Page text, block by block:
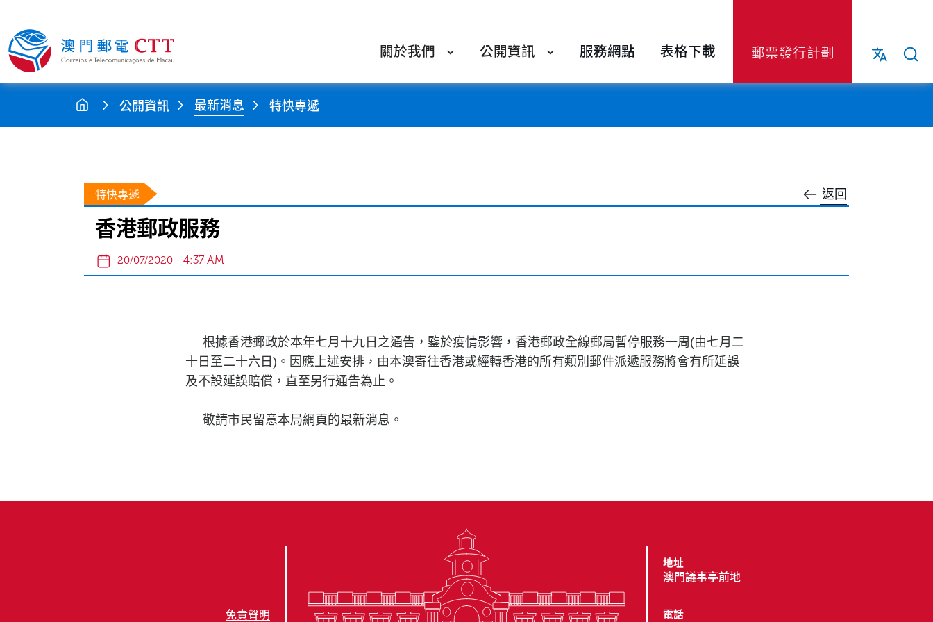
關於我們 公開資訊 服務網點 表格下載 郵票發行計劃
公開資訊 最新消息 特快專遞
返回
特快專遞
香港郵政服務
20/07/2020 4:37 AM
根據香港郵政於本年七月十九日之通告，鍳於疫情影響，香港郵政全線郵局暫停服務一周(由七月二
十日至二十六日)。因應上述安排，由本澳寄往香港或經轉香港的所有類別郵件派遞服務將會有所延誤
及不設延誤賠償，直至另行通告為止。
敬請市民留意本局網頁的最新消息。
免責聲明
地址
澳門議事亭前地
電話